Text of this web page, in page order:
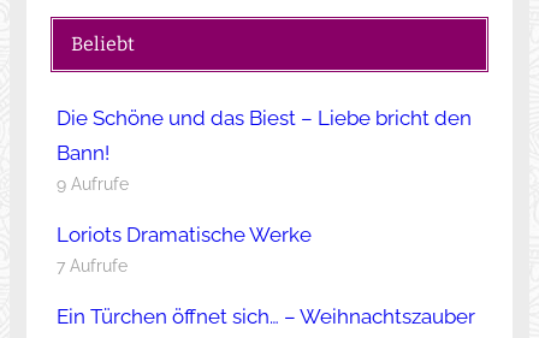
Beliebt
Die Schöne und das Biest – Liebe bricht den
Bann!
9 Aufrufe
Loriots Dramatische Werke
7 Aufrufe
Ein Türchen öffnet sich… – Weihnachtszauber